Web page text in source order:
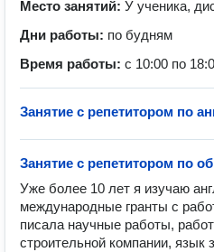
Место занятий: У ученика,
Дни работы: по будням
Время работы: с 10:00 по
Занятие с репетитором по
Занятие с репетитором по
Уже более 10 лет я изучаю
международные гранты с
писала научные работы,
строительной компании, язык